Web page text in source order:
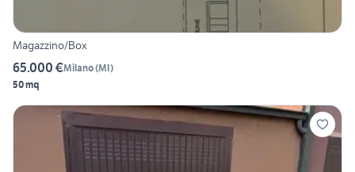
Magazzino/Box
65.000 €Milano(MI)
50 mq